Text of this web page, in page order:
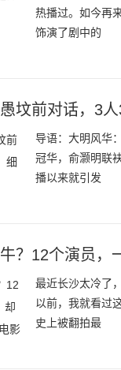
热播过。如今再
饰演了剧中的
坟前对话，3
导语：大明风华
冠华，俞灏明联
播以来就引发
？12个演员，
最近长沙太冷了
以前，我就看过
史上被翻拍最